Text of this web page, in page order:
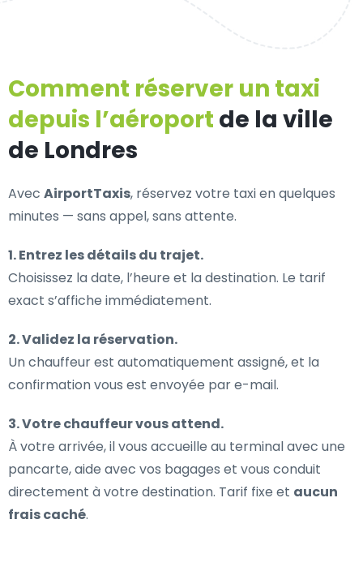
Comment réserver un taxi
depuis l’aéroport de la ville
de Londres
Avec AirportTaxis, réservez votre taxi en quelques
minutes — sans appel, sans attente.
1. Entrez les détails du trajet.
Choisissez la date, l’heure et la destination. Le tarif
exact s’affiche immédiatement.
2. Validez la réservation.
Un chauffeur est automatiquement assigné, et la
confirmation vous est envoyée par e-mail.
3. Votre chauffeur vous attend.
À votre arrivée, il vous accueille au terminal avec une
pancarte, aide avec vos bagages et vous conduit
directement à votre destination. Tarif fixe et aucun
frais caché.